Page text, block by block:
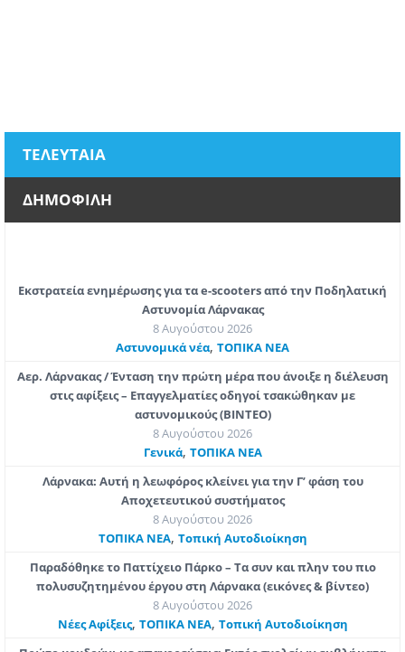
ΤΕΛΕΥΤΑΙΑ
ΔΗΜΟΦΙΛΗ
Εκστρατεία ενημέρωσης για τα e-scooters από την Ποδηλατική
Αστυνομία Λάρνακας
8 Αυγούστου 2026
Aστυνομικά νέα, ΤΟΠΙΚΑ ΝΕΑ
Αερ. Λάρνακας / Ένταση την πρώτη μέρα που άνοιξε η διέλευση
στις αφίξεις – Επαγγελματίες οδηγοί τσακώθηκαν με
αστυνομικούς (ΒΙΝΤΕΟ)
8 Αυγούστου 2026
Γενικά, ΤΟΠΙΚΑ ΝΕΑ
Λάρνακα: Αυτή η λεωφόρος κλείνει για την Γ’ φάση του
Αποχετευτικού συστήματος
8 Αυγούστου 2026
ΤΟΠΙΚΑ ΝΕΑ, Τοπική Αυτοδιοίκηση
Παραδόθηκε το Παττίχειο Πάρκο – Τα συν και πλην του πιο
πολυσυζητημένου έργου στη Λάρνακα (εικόνες & βίντεο)
8 Αυγούστου 2026
Νέες Αφίξεις, ΤΟΠΙΚΑ ΝΕΑ, Τοπική Αυτοδιοίκηση